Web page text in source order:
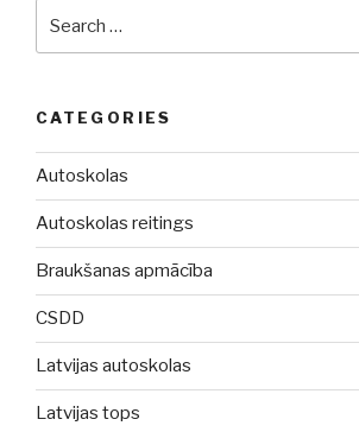
CATEGORIES
Autoskolas
Autoskolas reitings
Braukšanas apmācība
CSDD
Latvijas autoskolas
Latvijas tops